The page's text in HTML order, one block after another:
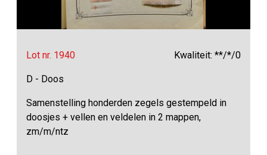
Lot nr. 1940 Kwaliteit: **/*/0
D - Doos
Samenstelling honderden zegels gestempeld in
doosjes + vellen en veldelen in 2 mappen,
zm/m/ntz